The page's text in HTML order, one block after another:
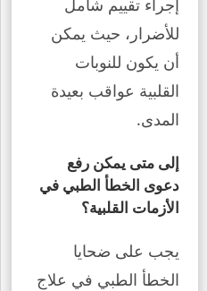
إجراء تقييم شامل
للأضرار، حيث يمكن
أن يكون للنوبات
القلبية عواقب بعيدة
المدى.
إلى متى يمكن رفع
دعوى الخطأ الطبي في
الأزمات القلبية؟
يجب على ضحايا
الخطأ الطبي في علاج